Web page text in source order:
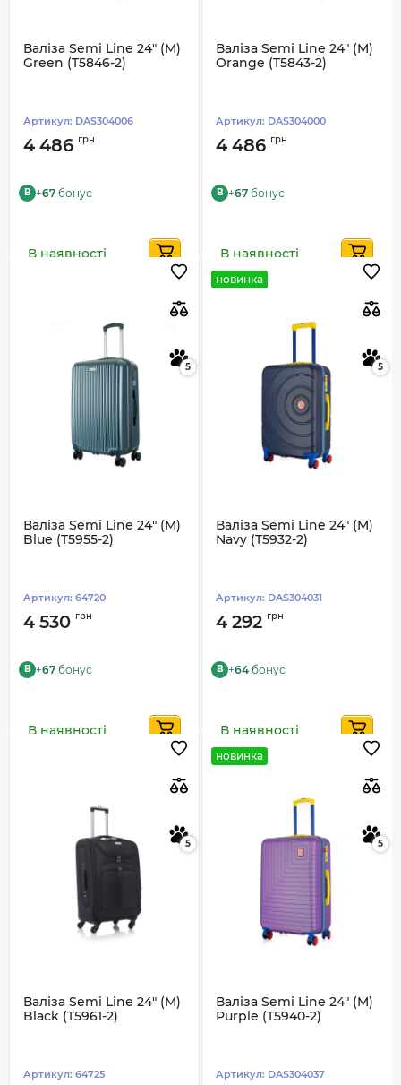
Валіза Semi Line 24" (M)
Green (T5846-2)
Артикул: DAS304006
4 486 грн
B +67 бонус
В наявності
Валіза Semi Line 24" (M)
Orange (T5843-2)
Артикул: DAS304000
4 486 грн
B +67 бонус
В наявності
5
Валіза Semi Line 24" (M)
Blue (T5955-2)
Артикул: 64720
4 530 грн
B +67 бонус
В наявності
новинка
5
Валіза Semi Line 24" (M)
Navy (T5932-2)
Артикул: DAS304031
4 292 грн
B +64 бонус
В наявності
5
Валіза Semi Line 24" (M)
Black (T5961-2)
Артикул: 64725
новинка
5
Валіза Semi Line 24" (M)
Purple (T5940-2)
Артикул: DAS304037